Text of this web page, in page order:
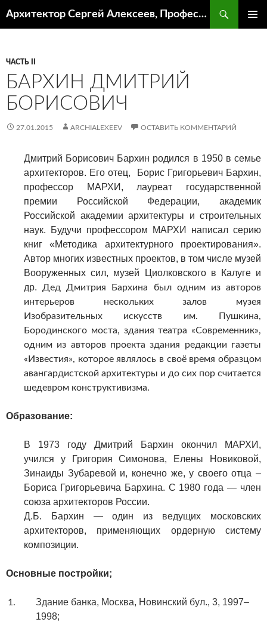
Архитектор Сергей Алексеев, Профессор кафедры ИА и АР ААИ ЮФУ
ЧАСТЬ II
БАРХИН ДМИТРИЙ
БОРИСОВИЧ
27.01.2015 ARCHIALEXEEV ОСТАВИТЬ КОММЕНТАРИЙ
Дмитрий Борисович Бархин родился в 1950 в семье
архитекторов. Его отец, Борис Григорьевич Бархин,
профессор МАРХИ, лауреат государственной
премии Российской Федерации, академик
Российской академии архитектуры и строительных
наук. Будучи профессором МАРХИ написал серию
книг «Методика архитектурного проектирования».
Автор многих известных проектов, в том числе музей
Вооруженных сил, музей Циолковского в Калуге и
др. Дед Дмитрия Бархина был одним из авторов
интерьеров нескольких залов музея
Изобразительных искусств им. Пушкина,
Бородинского моста, здания театра «Современник»,
одним из авторов проекта здания редакции газеты
«Известия», которое являлось в своё время образцом
авангардистской архитектуры и до сих пор считается
шедевром конструктивизма.
Образование:
В 1973 году Дмитрий Бархин окончил МАРХИ,
учился у Григория Симонова, Елены Новиковой,
Зинаиды Зубаревой и, конечно же, у своего отца –
Бориса Григорьевича Бархина. С 1980 года — член
союза архитекторов России.
Д.Б. Бархин — один из ведущих московских
архитекторов, применяющих ордерную систему
композиции.
Основные постройки;
Здание банка, Москва, Новинский бул., 3, 1997–
1998;